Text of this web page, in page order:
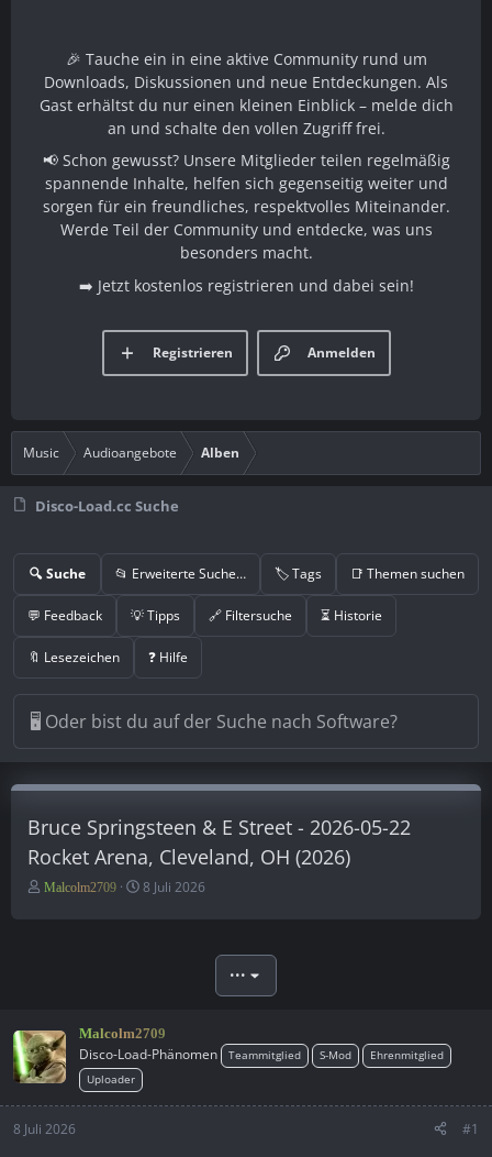
🎉 Tauche ein in eine aktive Community rund um
Downloads, Diskussionen und neue Entdeckungen. Als
Gast erhältst du nur einen kleinen Einblick – melde dich
an und schalte den vollen Zugriff frei.
📢 Schon gewusst? Unsere Mitglieder teilen regelmäßig
spannende Inhalte, helfen sich gegenseitig weiter und
sorgen für ein freundliches, respektvolles Miteinander.
Werde Teil der Community und entdecke, was uns
besonders macht.
➡️ Jetzt kostenlos registrieren und dabei sein!
Anmelden
Registrieren
Music Audioangebote Alben
Disco-Load.cc Suche
🔍 Suche 📂 Erweiterte Suche… 🏷️ Tags 📑 Themen suchen
💬 Feedback 💡 Tipps 🔗 Filtersuche ⏳ Historie
🔖 Lesezeichen ❓ Hilfe
Bruce Springsteen & E Street - 2026-05-22
Rocket Arena, Cleveland, OH (2026)
E
r
Malcolm2709
E
t
a
m
8 Juli 2026
•••
Malcolm2709
Disco-Load-Phänomen Teammitglied S-Mod
Ehrenmitglied
Uploader
8 Juli 2026 #1